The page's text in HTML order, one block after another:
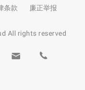
条款
廉正举报
All rights reserved